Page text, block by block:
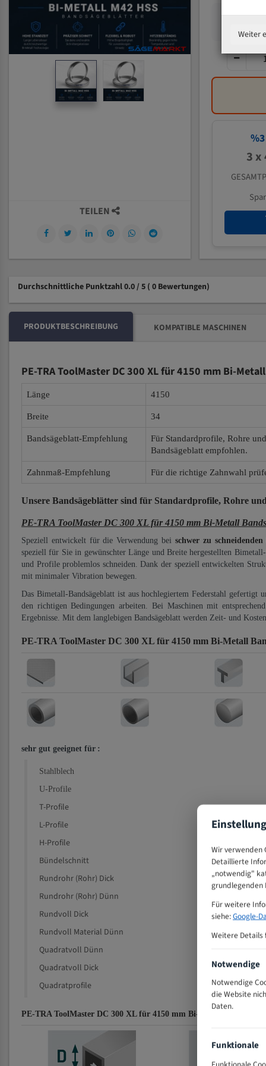
%3
3 x
TEILEN
Durchschnittliche Punktzahl 0.0 / 5 ( 0 Bewertungen)
PRODUKTBESCHREIBUNG KOMPATIBLE MASCHINEN
PE-TRA ToolMaster DC 300 XL für 4150 mm Bi-
Länge 4150
Breite 34
Bandsägeblatt-Empfehlung
Für Standardprofile, Rohre
Bandsägeblatt empfohlen.
Zahnmaß-Empfehlung Für die richtige Zahnwahl
Unsere Bandsägeblätter sind für Standardprofile, Rohre
PE-TRA ToolMaster DC 300 XL für 4150 mm Bi-Metall
Speziell entwickelt für die Verwendung bei schwer zu
speziell für Sie in gewünschter Länge und Breite hergestellten
und Profile problemlos schneiden. Dank der speziell entwickelten
mit minimaler Vibration bewegen.
Das Bimetall-Bandsägeblatt ist aus hochlegiertem Federstahl
den richtigen Bedingungen arbeiten. Bei Maschinen mit
Ergebnisse. Mit dem langlebigen Bandsägeblatt werden Zeit- und
PE-TRA ToolMaster DC 300 XL für 4150 mm Bi-Metall
sehr gut geeignet für :
Stahlblech
U-Profile
T-Profile
L-Profile
H-Profile
Bündelschnitt
Rundrohr (Rohr) Dick
Rundrohr (Rohr) Dünn
Rundvoll Dick
Rundvoll Material Dünn
Quadratvoll Dünn
Quadratvoll Dick
Quadratprofile
PE-TRA ToolMaster DC 300 XL für 4150 mm Bi-Metall
Weiter
Wir verwenden
Detaillierte
„notwendig"
grundlegenden
Für weitere
siehe:Google-
Weitere Details
Notwendige
Notwendige
die Website
Daten.
Funktionale